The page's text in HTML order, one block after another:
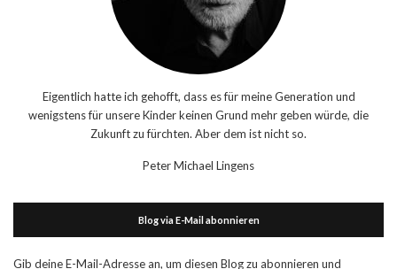
Eigentlich hatte ich gehofft, dass es für meine Generation und
wenigstens für unsere Kinder keinen Grund mehr geben würde, die
Zukunft zu fürchten. Aber dem ist nicht so.
Peter Michael Lingens
Blog via E-Mail abonnieren
Gib deine E-Mail-Adresse an, um diesen Blog zu abonnieren und